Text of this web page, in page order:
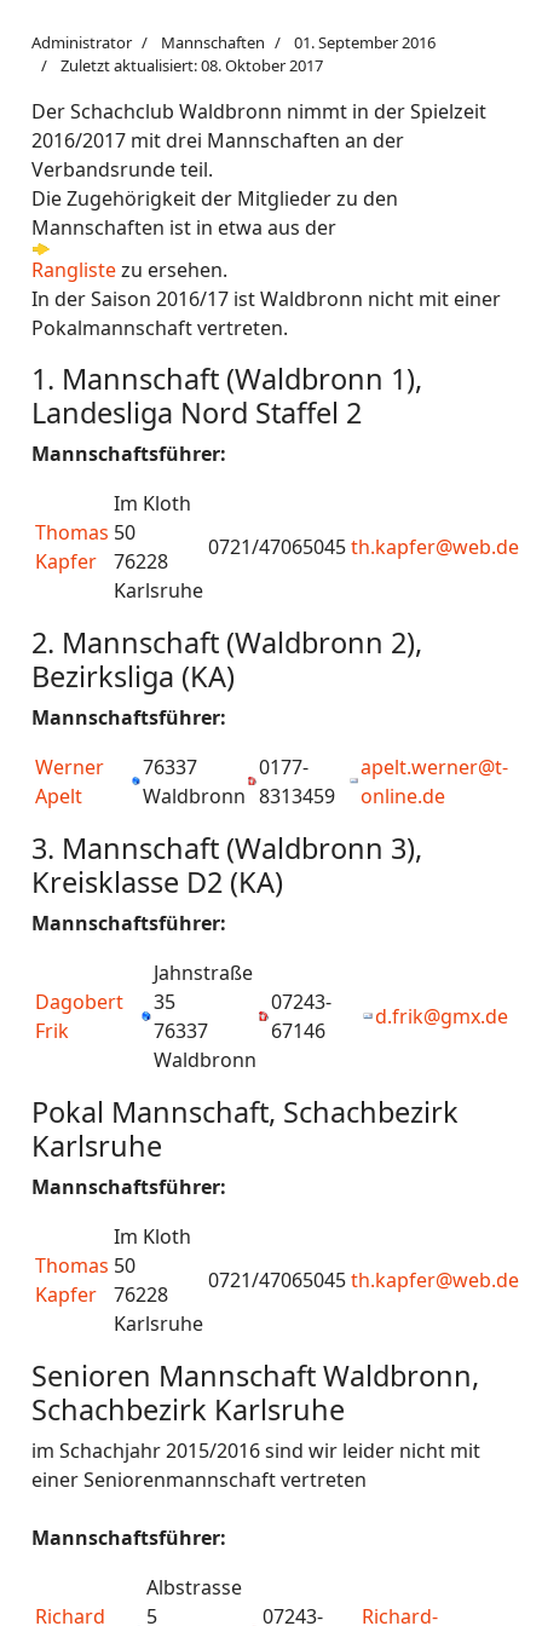
Administrator Mannschaften
01. September 2016
Zuletzt aktualisiert: 08. Oktober 2017
Der Schachclub Waldbronn nimmt in der Spielzeit
2016/2017 mit drei Mannschaften an der
Verbandsrunde teil.
Die Zugehörigkeit der Mitglieder zu den
Mannschaften ist in etwa aus der
Ranglistezu ersehen.
In der Saison 2016/17 ist Waldbronn nicht mit einer
Pokalmannschaft vertreten.
1. Mannschaft (Waldbronn 1),
Landesliga Nord Staffel 2
Mannschaftsführer:
Thomas
Kapfer
Im Kloth
50
76228
Karlsruhe
0721/47065045th.kapfer@web.de
2. Mannschaft (Waldbronn 2),
Bezirksliga (KA)
Mannschaftsführer:
Werner
Apelt
76337
Waldbronn
0177-
8313459
apelt.werner@t-
online.de
3. Mannschaft (Waldbronn 3),
Kreisklasse D2 (KA)
Mannschaftsführer:
Dagobert
Frik
Jahnstraße
35
76337
Waldbronn
07243-
67146
d.frik@gmx.de
Pokal Mannschaft, Schachbezirk
Karlsruhe
Mannschaftsführer:
Thomas
Kapfer
Im Kloth
50
76228
Karlsruhe
0721/47065045th.kapfer@web.de
Senioren Mannschaft Waldbronn,
Schachbezirk Karlsruhe
im Schachjahr 2015/2016 sind wir leider nicht mit
einer Seniorenmannschaft vertreten
Mannschaftsführer:
Richard
Albstrasse
5
07243-
Richard-